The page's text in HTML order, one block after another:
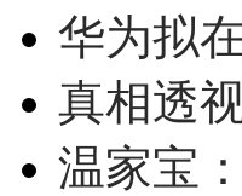
华为拟
真相透
温家宝